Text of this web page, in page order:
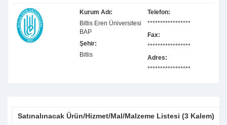
Kurum Adı:
Bitlis Eren Üniversitesi
BAP
Şehir:
Bitlis
Telefon:
*****************
Fax:
*****************
Adres:
*****************
Satınalınacak Ürün/Hizmet/Mal/Malzeme Listesi (3 Kalem)